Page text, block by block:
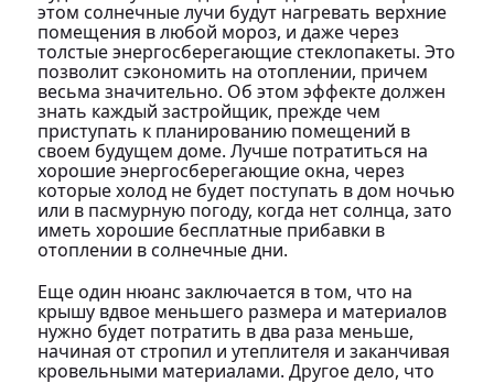
этом солнечные лучи будут нагревать верхние
помещения в любой мороз, и даже через
толстые энергосберегающие стеклопакеты. Это
позволит сэкономить на отоплении, причем
весьма значительно. Об этом эффекте должен
знать каждый застройщик, прежде чем
приступать к планированию помещений в
своем будущем доме. Лучше потратиться на
хорошие энергосберегающие окна, через
которые холод не будет поступать в дом ночью
или в пасмурную погоду, когда нет солнца, зато
иметь хорошие бесплатные прибавки в
отоплении в солнечные дни.
Еще один нюанс заключается в том, что на
крышу вдвое меньшего размера и материалов
нужно будет потратить в два раза меньше,
начиная от стропил и утеплителя и заканчивая
кровельными материалами. Другое дело, что